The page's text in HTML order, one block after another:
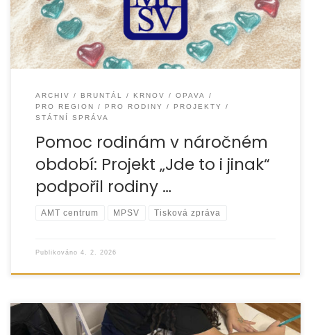
ARCHIV BRUNTÁL KRNOV
OPAVA
PRO REGION
PRO RODINY
PROJEKTY
STÁTNÍ SPRÁVA
Pomoc rodinám v náročném
období: Projekt „Jde to i jinak“
podpořil rodiny …
AMT centrum MPSV Tisková zpráva
Publikováno 4. 2. 2026